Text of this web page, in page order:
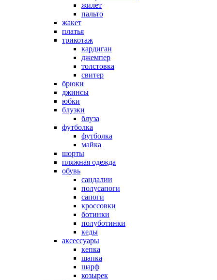
жилет
пальто
жакет
платья
трикотаж
кардиган
джемпер
толстовка
свитер
брюки
джинсы
юбки
блузки
блуза
футболка
футболка
майка
шорты
пляжная одежда
oбувь
сандалии
полусапоги
сапоги
кроссовки
ботинки
полуботинки
кеды
аксессуары
кепка
шапка
шарф
козырек